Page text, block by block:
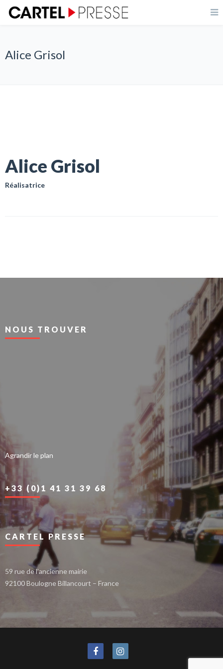
Alice Grisol
Alice Grisol
Réalisatrice
NOUS TROUVER
Agrandir le plan
+33 (0)1 41 31 39 68
CARTEL PRESSE
59 rue de l’ancienne mairie
92100 Boulogne Billancourt – France